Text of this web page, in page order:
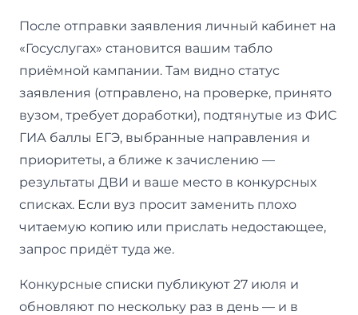
После отправки заявления личный кабинет на
«Госуслугах» становится вашим табло
приёмной кампании. Там видно статус
заявления (отправлено, на проверке, принято
вузом, требует доработки), подтянутые из ФИС
ГИА баллы ЕГЭ, выбранные направления и
приоритеты, а ближе к зачислению —
результаты ДВИ и ваше место в конкурсных
списках. Если вуз просит заменить плохо
читаемую копию или прислать недостающее,
запрос придёт туда же.
Конкурсные списки публикуют 27 июля и
обновляют по нескольку раз в день — и в